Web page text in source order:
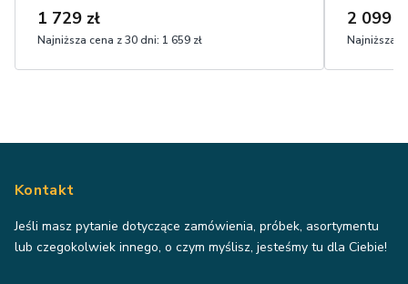
1 729 zł
Najniższa cena z 30 dni: 1 659 zł
2 099
Najniższa
Kontakt
Jeśli masz pytanie dotyczące zamówienia, próbek, asortymentu
lub czegokolwiek innego, o czym myślisz, jesteśmy tu dla Ciebie!